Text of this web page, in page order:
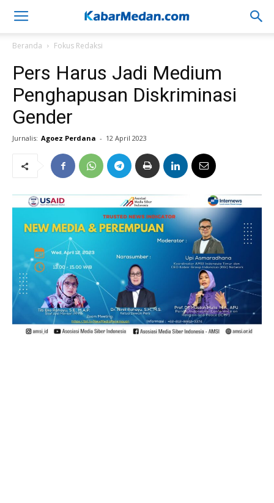
Beranda Fokus Redaksi
Pers Harus Jadi Medium
Penghapusan Diskriminasi
Gender
Jurnalis: Agoez Perdana - 12 April 2023